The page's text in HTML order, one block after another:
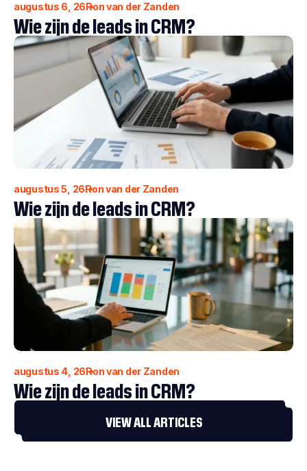
VIEW ALL ARTICLES
augustus 6, 26Ron van der Zanden
Wie zijn de leads in CRM?
augustus 5, 26Ron van der Zanden
Wie zijn de leads in CRM?
augustus 4, 26Ron van der Zanden
Wie zijn de leads in CRM?